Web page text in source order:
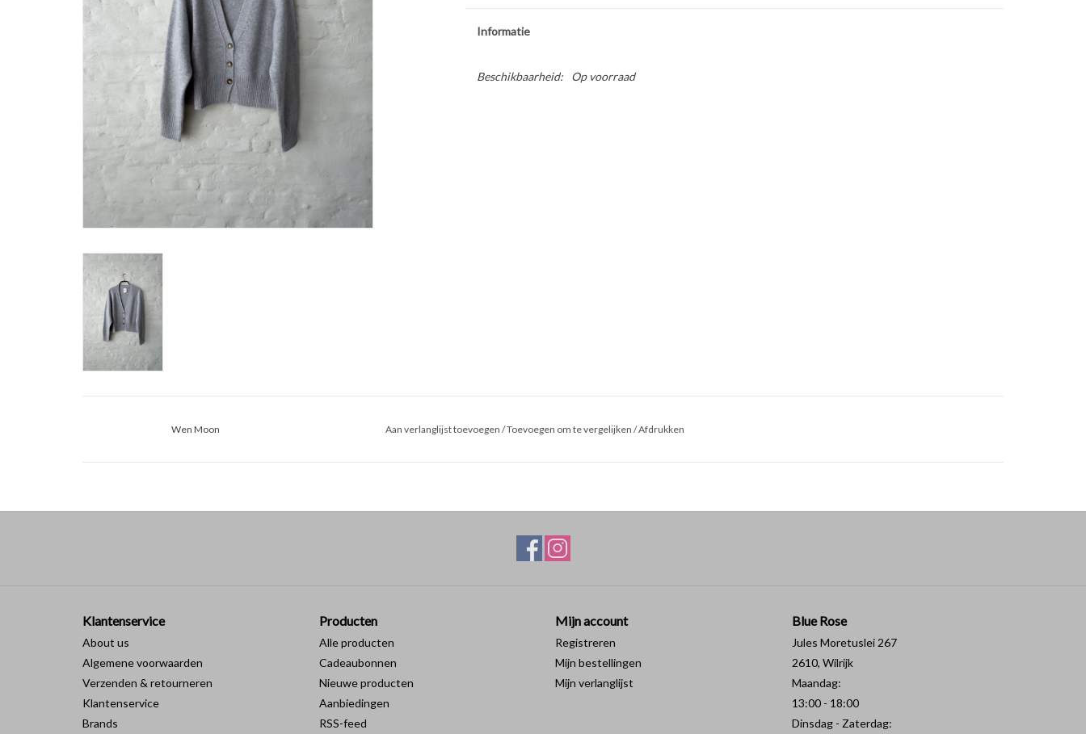
Informatie
Beschikbaarheid: Op voorraad
Wen Moon Aan verlanglijst toevoegen /Toevoegen om te vergelijken /Afdrukken
Klantenservice
About us
Algemene voorwaarden
Verzenden & retourneren
Klantenservice
Brands
Producten
Alle producten
Cadeaubonnen
Nieuwe producten
Aanbiedingen
RSS-feed
Mijn account
Registreren
Mijn bestellingen
Mijn verlanglijst
Blue Rose
Jules Moretuslei 267
2610, Wilrijk
Maandag:
13:00 - 18:00
Dinsdag - Zaterdag: